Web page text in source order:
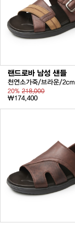
랜드로바 남성 샌들
천연소가죽/브라운/2cm
20% 218,000
₩174,400